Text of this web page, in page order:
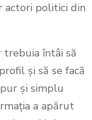
actori politici din
trebuia întâi să
și să se facă
și simplu
a apărut